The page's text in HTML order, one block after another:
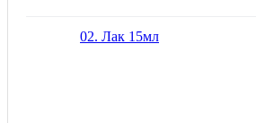
02. Лак 15мл